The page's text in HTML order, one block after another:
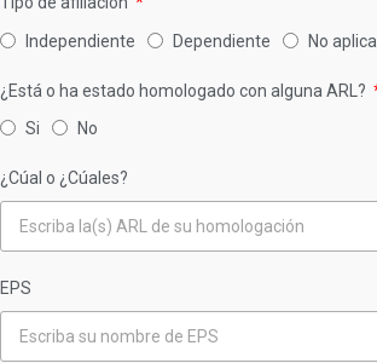
Independiente
Dependiente No aplica
¿Está o ha estado homologado con alguna ARL?
Si
No
¿Cúal o ¿Cúales?
EPS